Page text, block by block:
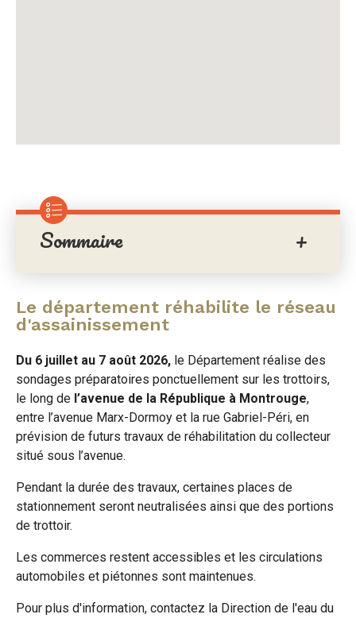
Sommaire
Le département réhabilite le réseau
d'assainissement
Du 6 juillet au 7 août 2026, le Département réalise des
sondages préparatoires ponctuellement sur les trottoirs,
le long de l’avenue de la République à Montrouge,
entre l’avenue Marx-Dormoy et la rue Gabriel-Péri, en
prévision de futurs travaux de réhabilitation du collecteur
situé sous l’avenue.
Pendant la durée des travaux, certaines places de
stationnement seront neutralisées ainsi que des portions
de trottoir.
Les commerces restent accessibles et les circulations
automobiles et piétonnes sont maintenues.
Pour plus d'information, contactez la Direction de l'eau du